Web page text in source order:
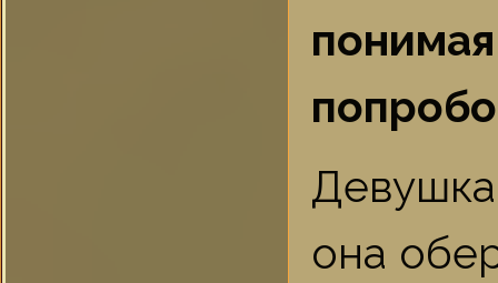
она